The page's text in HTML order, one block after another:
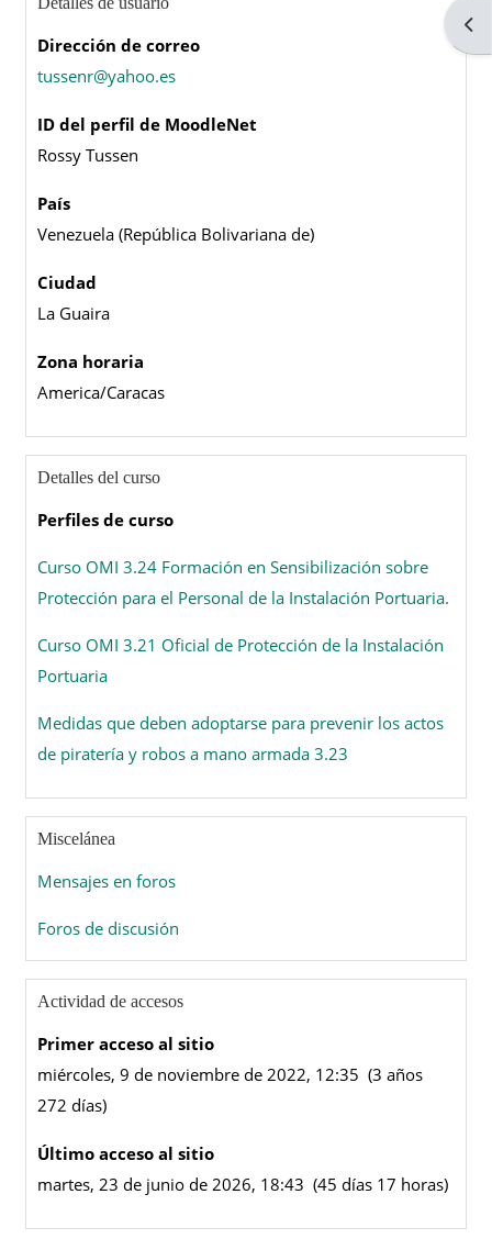
Dirección de correo
tussenr@yahoo.es
ID del perfil de MoodleNet
Rossy Tussen
País
Venezuela (República Bolivariana de)
Ciudad
La Guaira
Zona horaria
America/Caracas
Detalles del curso
Perfiles de curso
Curso OMI 3.24 Formación en Sensibilización sobre
Protección para el Personal de la Instalación Portuaria.
Curso OMI 3.21 Oficial de Protección de la Instalación
Portuaria
Medidas que deben adoptarse para prevenir los actos
de piratería y robos a mano armada 3.23
Miscelánea
Mensajes en foros
Foros de discusión
Actividad de accesos
Primer acceso al sitio
miércoles, 9 de noviembre de 2022, 12:35 (3 años
272 días)
Último acceso al sitio
martes, 23 de junio de 2026, 18:43 (45 días 17 horas)